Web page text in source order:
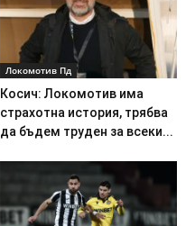
Локомотив Пд
Косич: Локомотив има
страхотна история, трябва
да бъдем труден за всеки...